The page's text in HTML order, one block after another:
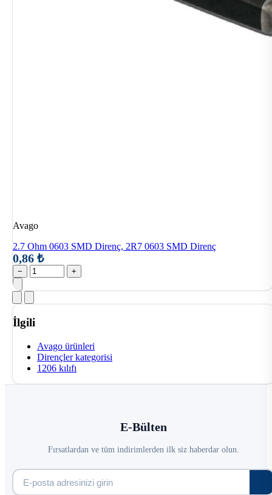
Avago
2.7 Ohm 0603 SMD Direnç, 2R7 0603 SMD Direnç
0,86 ₺
− +
İlgili
Avago ürünleri
Dirençler kategorisi
1206 kılıfı
E-Bülten
Fırsatlardan ve tüm indirimlerden ilk siz haberdar olun.